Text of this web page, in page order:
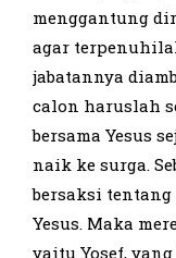
menggantung
agar
jabatannya
calon haruslah
bersama Yesus
naik ke surga.
bersaksi tentang
Yesus. Maka
yaitu Yosef,